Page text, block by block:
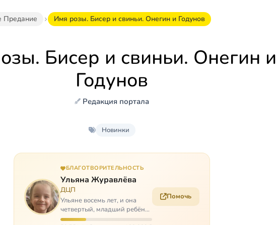
Предание Имя розы. Бисер и свиньи. Онегин и Годунов
Бисер и свиньи. Онегин и
Годунов
Редакция портала
Новинки
БЛАГОТВОРИТЕЛЬНОСТЬ
Ульяна Журавлёва
ДЦП
Ульяне восемь лет, и она
четвертый, младший ребёнок
в многодетной семье. И с
Помочь